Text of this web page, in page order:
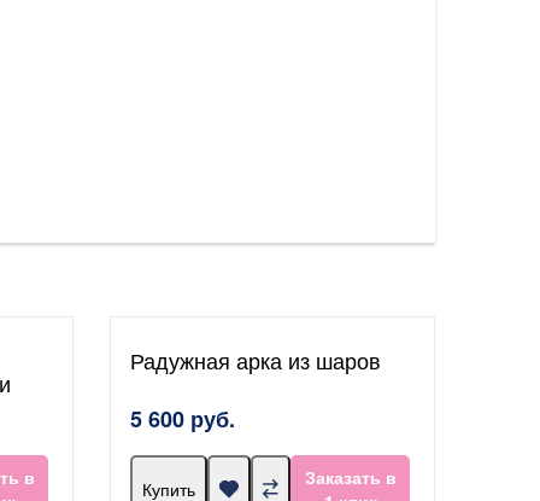
в
Радужная арка из шаров
5 600 руб.
Купить
Заказать в